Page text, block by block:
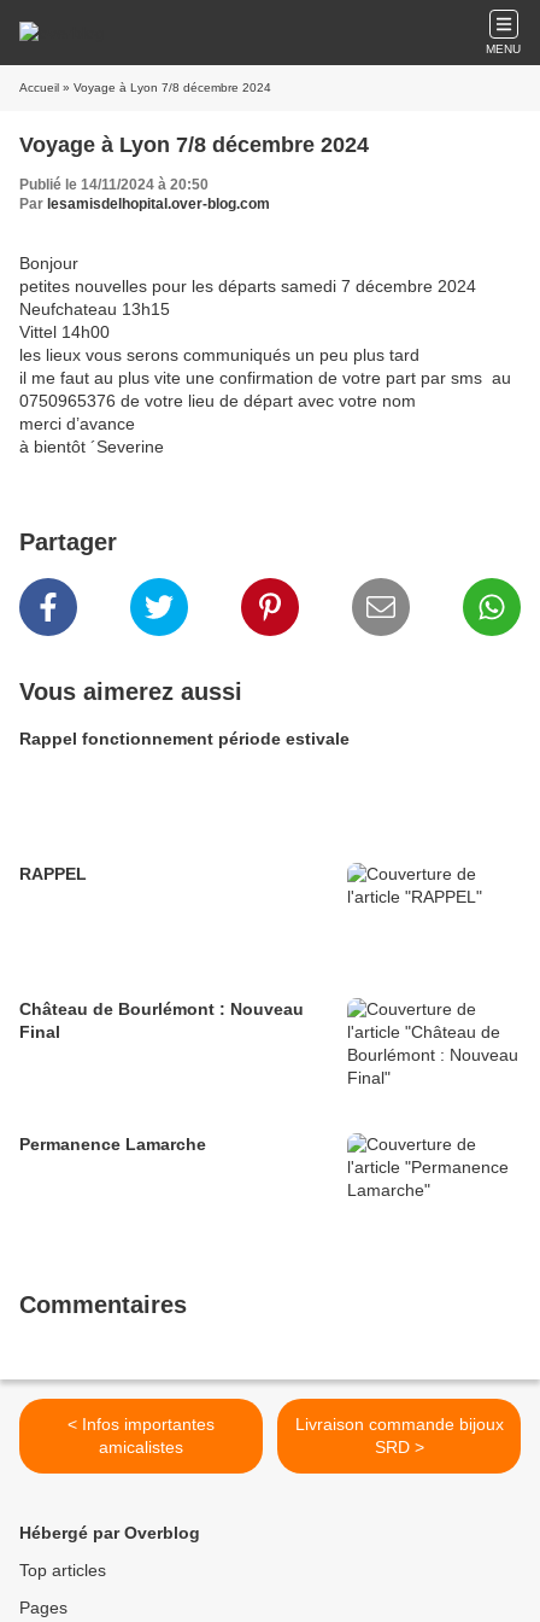
MENU
Accueil » Voyage à Lyon 7/8 décembre 2024
Voyage à Lyon 7/8 décembre 2024
Publié le 14/11/2024 à 20:50
Par lesamisdelhopital.over-blog.com
Bonjour
petites nouvelles pour les départs samedi 7 décembre 2024
Neufchateau 13h15
Vittel 14h00
les lieux vous serons communiqués un peu plus tard
il me faut au plus vite une confirmation de votre part par sms au
0750965376 de votre lieu de départ avec votre nom
merci d’avance
à bientôt ´Severine
Partager
Vous aimerez aussi
Rappel fonctionnement période estivale
RAPPEL
Château de Bourlémont : Nouveau
Final
Permanence Lamarche
Commentaires
< Infos importantes
amicalistes
Livraison commande bijoux
SRD >
Hébergé par Overblog
Top articles
Pages